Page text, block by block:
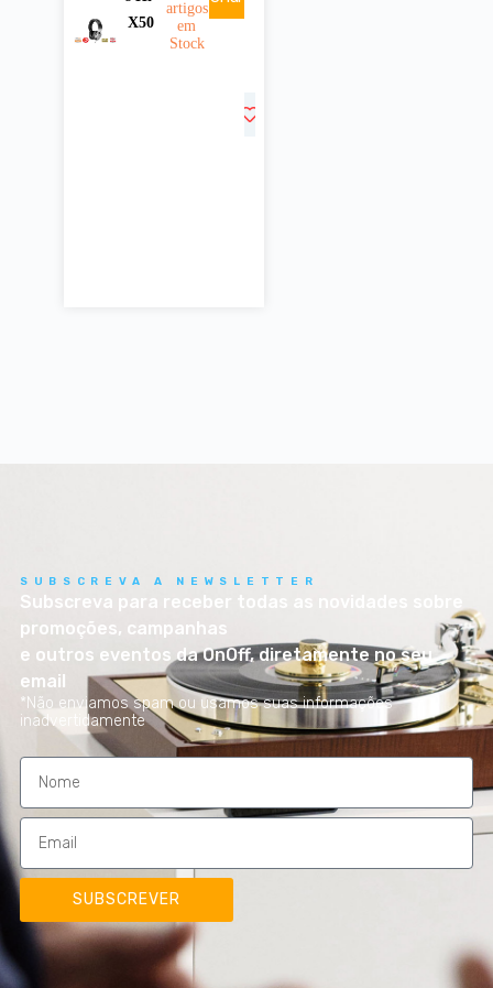
X50
artigos
em
Stock
SUBSCREVA A NEWSLETTER
Subscreva para receber todas as novidades sobre
promoções, campanhas
e outros eventos da OnOff, diretamente no seu
email
*Não enviamos spam ou usamos suas informações
inadvertidamente
SUBSCREVER